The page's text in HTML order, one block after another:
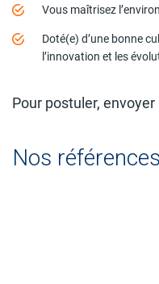
Vous maîtrisez
Doté(e) d’une bonne
l’innovation et les
Pour postuler,
Nos références